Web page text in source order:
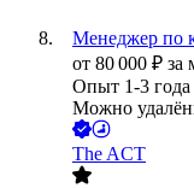
Менеджер по
от 80 000 ₽ за
Опыт 1-3 года
Можно
The ACT